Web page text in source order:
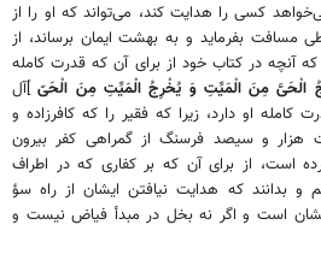
كسى را هدايت كند، مى‌تواند كه او را از
مسافت بفرمايد و به بهشت ايمان برساند، از
آنچه در كتاب خود از براى آن كه قدرت كامله
الْحَىَّ مِنَ الْمَيِّتِ وَ يُخْرِجُ الْمَيِّتِ مِنَ الْحَىّ]آل
كامله او دارد، زيرا كه فقير را كه كافرزاده و
هزار و سيصد فرسنگ از گمراهى كفر بيرون
است، از براى آن كه بر كفارى كه در اطراف
بدانند كه هدايت نيافتن ايشان از راه سؤ
است و اگر نه بخل در مبدأ فياض نيست و